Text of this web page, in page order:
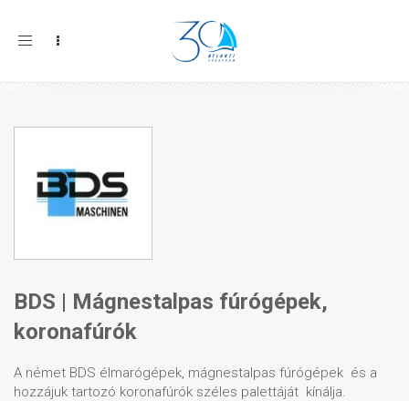
Toggle
BDS | Mágnestalpas fúrógépek,
koronafúrók
A német BDS élmarógépek, mágnestalpas fúrógépek és a
hozzájuk tartozó koronafúrók széles palettáját kínálja.